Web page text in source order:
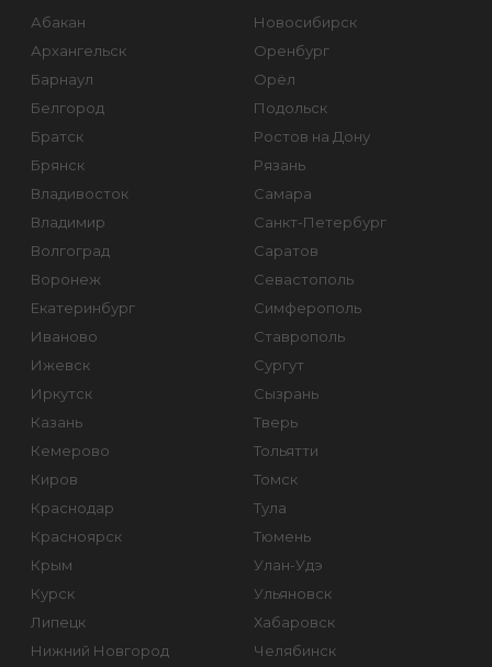
Абакан
Архангельск
Барнаул
Белгород
Братск
Брянск
Владивосток
Владимир
Волгоград
Воронеж
Екатеринбург
Иваново
Ижевск
Иркутск
Казань
Кемерово
Киров
Краснодар
Красноярск
Крым
Курск
Липецк
Нижний Новгород
Новосибирск
Оренбург
Орёл
Подольск
Ростов на Дону
Рязань
Самара
Санкт-Петербург
Саратов
Севастополь
Симферополь
Ставрополь
Сургут
Сызрань
Тверь
Тольятти
Томск
Тула
Тюмень
Улан-Удэ
Ульяновск
Хабаровск
Челябинск